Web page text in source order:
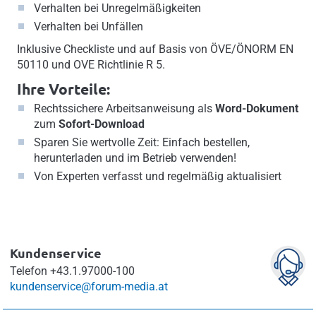
Verhalten bei Unregelmäßigkeiten
Verhalten bei Unfällen
Inklusive Checkliste und auf Basis von ÖVE/ÖNORM EN
50110 und OVE Richtlinie R 5.
Ihre Vorteile:
Rechtssichere Arbeitsanweisung als Word-Dokument
zum Sofort-Download
Sparen Sie wertvolle Zeit: Einfach bestellen,
herunterladen und im Betrieb verwenden!
Von Experten verfasst und regelmäßig aktualisiert
Kundenservice
Telefon +43.1.97000-100
kundenservice@forum-media.at